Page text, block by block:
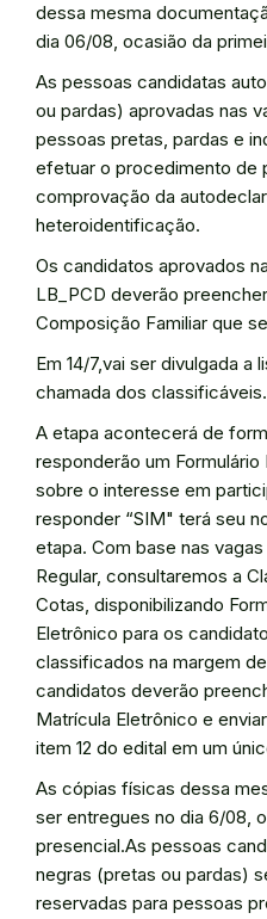
dessa mesma
dia 06/08, ocasião da
As pessoas candidatas
ou pardas) aprovadas nas
pessoas pretas, pardas e
efetuar o procedimento de
comprovação da
heteroidentificação.
Os candidatos aprovados
LB_PCD deverão
Composição Familiar que
Em 14/7,vai ser divulgada a
chamada dos classificáveis.
A etapa acontecerá de
responderão um
sobre o interesse em
responder “SIM" terá seu
etapa. Com base nas
Regular, consultaremos a
Cotas, disponibilizando
Eletrônico para os
classificados na margem
candidatos deverão
Matrícula Eletrônico e
item 12 do edital em um
As cópias físicas dessa
ser entregues no dia 6/08,
presencial.As pessoas
negras (pretas ou pardas)
reservadas para pessoas